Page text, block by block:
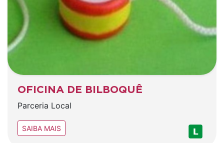
OFICINA DE BILBOQUÊ
Parceria Local
SAIBA MAIS